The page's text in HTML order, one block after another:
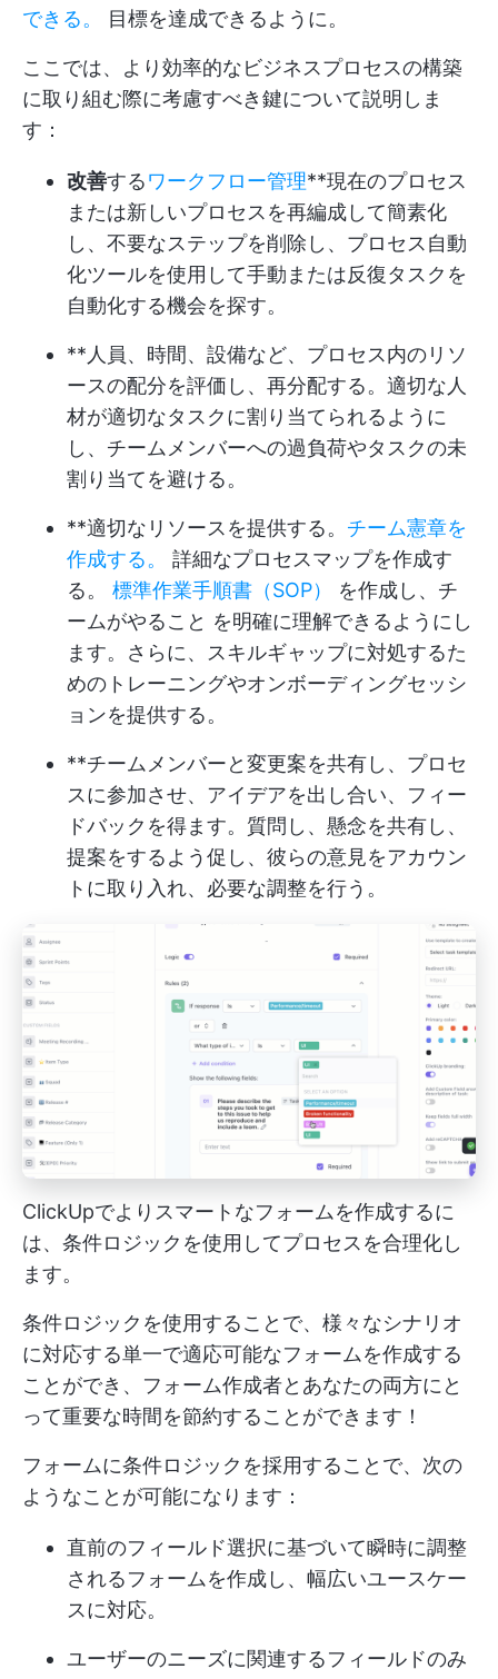
できる。
目標を達成できるように。
ここでは、より効率的なビジネスプロセスの構築
に取り組む際に考慮すべき鍵について説明しま
す：
改善するワークフロー管理**現在のプロセス
または新しいプロセスを再編成して簡素化
し、不要なステップを削除し、プロセス自動
化ツールを使用して手動または反復タスクを
自動化する機会を探す。
**人員、時間、設備など、プロセス内のリソ
ースの配分を評価し、再分配する。適切な人
材が適切なタスクに割り当てられるように
し、チームメンバーへの過負荷やタスクの未
割り当てを避ける。
**適切なリソースを提供する。 チーム憲章を
作成する。
詳細なプロセスマップを作成す
る。 標準作業手順書（SOP）
を作成し、チ
ームがやること を明確に理解できるようにし
ます。さらに、スキルギャップに対処するた
めのトレーニングやオンボーディングセッシ
ョンを提供する。
**チームメンバーと変更案を共有し、プロセ
スに参加させ、アイデアを出し合い、フィー
ドバックを得ます。質問し、懸念を共有し、
提案をするよう促し、彼らの意見をアカウン
トに取り入れ、必要な調整を行う。
ClickUpでよりスマートなフォームを作成するに
は、条件ロジックを使用してプロセスを合理化し
ます。
条件ロジックを使用することで、様々なシナリオ
に対応する単一で適応可能なフォームを作成する
ことができ、フォーム作成者とあなたの両方にと
って重要な時間を節約することができます！
フォームに条件ロジックを採用することで、次の
ようなことが可能になります：
直前のフィールド選択に基づいて瞬時に調整
されるフォームを作成し、幅広いユースケー
スに対応。
ユーザーのニーズに関連するフィールドのみ